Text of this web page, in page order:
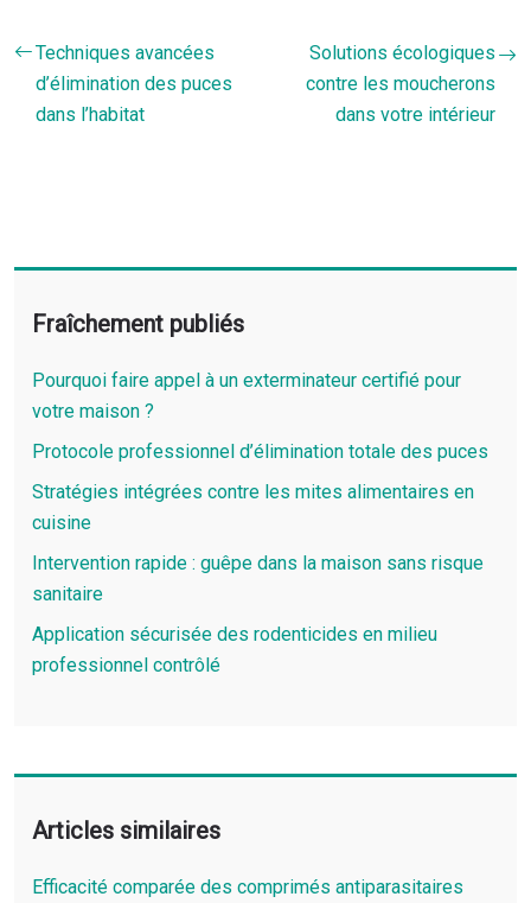
Techniques avancées
d’élimination des puces
dans l’habitat
Solutions écologiques
contre les moucherons
dans votre intérieur
Fraîchement publiés
Pourquoi faire appel à un exterminateur certifié pour
votre maison ?
Protocole professionnel d’élimination totale des puces
Stratégies intégrées contre les mites alimentaires en
cuisine
Intervention rapide : guêpe dans la maison sans risque
sanitaire
Application sécurisée des rodenticides en milieu
professionnel contrôlé
Articles similaires
Efficacité comparée des comprimés antiparasitaires